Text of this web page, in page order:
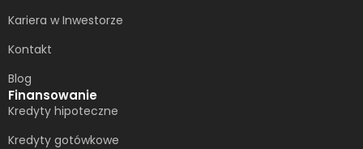
Kariera w Inwestorze
Kontakt
Blog
Finansowanie
Kredyty hipoteczne
Kredyty gotówkowe